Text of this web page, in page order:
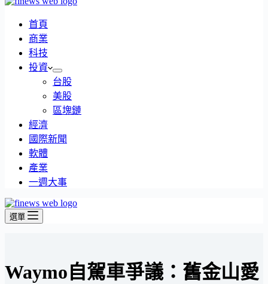
首頁
商業
科技
投資
台股
美股
區塊鏈
經濟
國際新聞
軟體
產業
一週大事
選單
Waymo自駕車爭議：舊金山愛